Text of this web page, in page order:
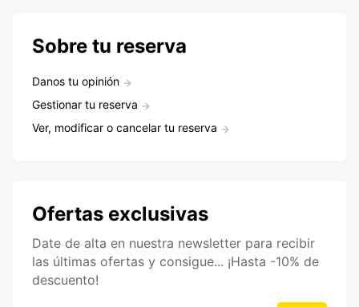
Sobre tu reserva
Danos tu opinión
Gestionar tu reserva
Ver, modificar o cancelar tu reserva
Ofertas exclusivas
Date de alta en nuestra newsletter para recibir
las últimas ofertas y consigue... ¡Hasta -10% de
descuento!